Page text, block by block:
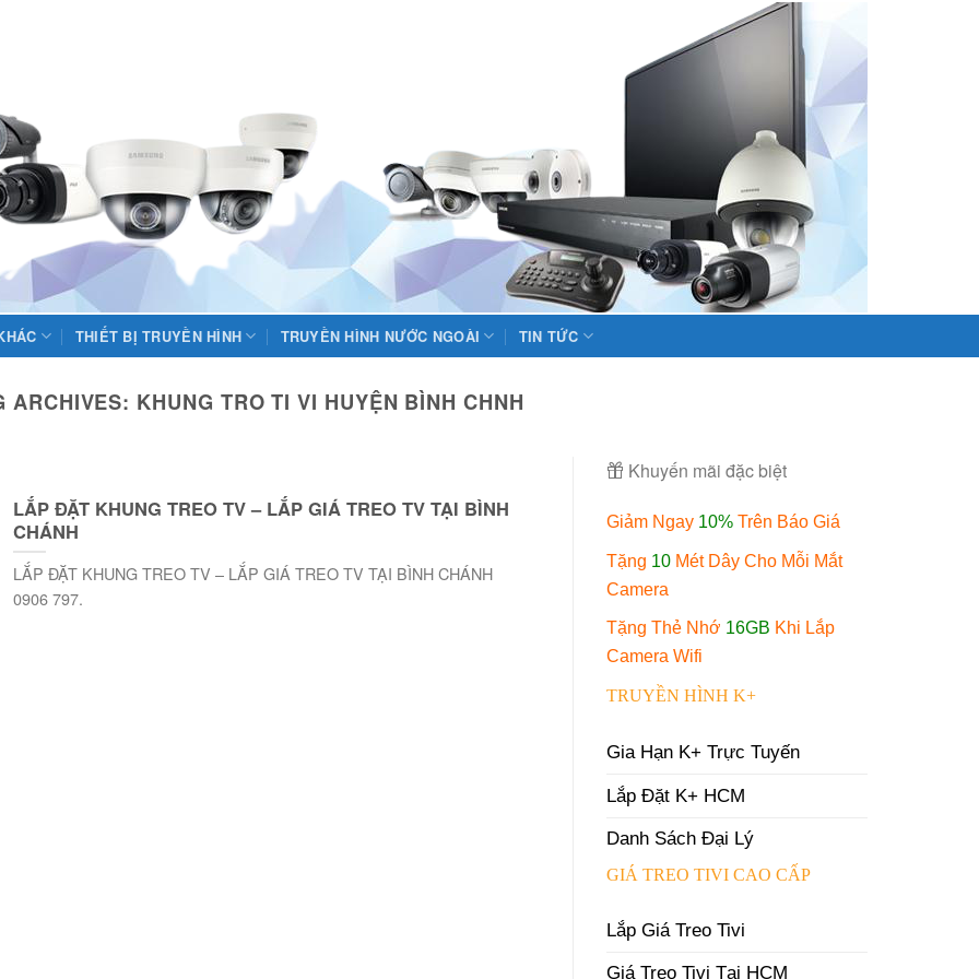
THIẾT BỊ TRUYỀN HÌNH TRUYỀN HÌNH NƯỚC NGOÀI TIN TỨC
ARCHIVES: KHUNG TRO TI VI HUYỆN BÌNH CHNH
LẮP ĐẶT KHUNG TREO TV – LẮP GIÁ TREO TV TẠI BÌNH
CHÁNH
LẮP ĐẶT KHUNG TREO TV – LẮP GIÁ TREO TV TẠI BÌNH CHÁNH
0906 797.
Khuyến mãi đặc biệt
Giảm Ngay 10% Trên Báo Giá
Tặng 10 Mét Dây Cho Mỗi Mắt
Camera
Tặng Thẻ Nhớ 16GB Khi Lắp
Camera Wifi
TRUYỀN HÌNH K+
Gia Hạn K+ Trực Tuyến
Lắp Đặt K+ HCM
Danh Sách Đại Lý
GIÁ TREO TIVI CAO CẤP
Lắp Giá Treo Tivi
Giá Treo Tivi Tại HCM